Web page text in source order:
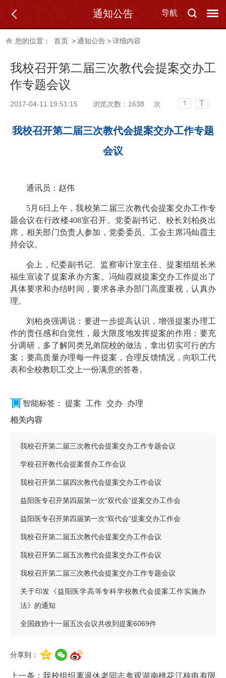
导航
通知公告
您的位置： 首页 >通知公告>详细内容
我校召开第二届三次教代会提案交办工
作专题会议
2017-04-11 19:51:15 浏览次数： 1638 次 T T
我校召开第二届三次教代会提案交办工作专题
会议
通讯员：赵伟
5月6日上午，我校第二届三次教代会提案交办工作专
题会议在行政楼408室召开。党委副书记、校长刘柏炎出
席，相关部门负责人参加，党委委员、工会主席冯灿霞主
持会议。
会上，纪委副书记、监察审计室主任、提案组组长米
福生宣读了提案承办方案。冯灿霞就提案交办工作提出了
具体要求和办结时间，要求各承办部门高度重视，认真办
理。
刘柏炎强调说：要进一步提高认识，增强提案办理工
作的责任感和自觉性，最大限度地发挥提案的作用；要充
分调研，多了解同类兄弟院校的做法，拿出切实可行的方
案；要高质量办理每一件提案，合理反馈情况，向职工代
表和全校教职工交上一份满意的答卷。
智能标签： 提案 工作 交办 办理
相关内容
我校召开第二届三次教代会提案交办工作专题会议
学校召开教代会提案督办工作会议
我校召开第二届四次教代会提案交办工作会议
益阳医专召开第四届第一次“双代会”提案交办工作会
益阳医专召开第四届第一次“双代会”提案交办工作会
我校召开第二届五次教代会提案交办工作会议
我校召开第二届五次教代会提案交办工作会议
我校召开第二届三次教代会提案交办工作专题会议
关于印发《益阳医学高等专科学校教代会提案工作实施办
法》的通知
全国政协十一届五次会议共收到提案6069件
分享到：
上一条：我校组织离退休老同志参观湖南桃花江核电有限